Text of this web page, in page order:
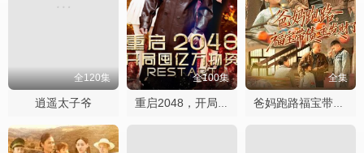
全120集
逍遥太子爷
全100集
重启2048，开局囤亿万物资
全集
爸妈跑路福宝带债主发财了